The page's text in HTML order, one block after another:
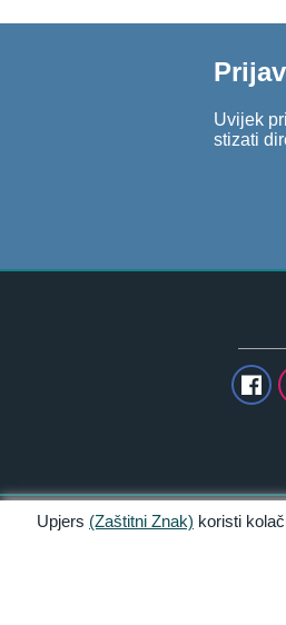
Uvijek
stizati
Upjers (Zaštitni Znak) koristi